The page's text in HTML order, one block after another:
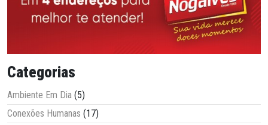
Categorias
Ambiente Em Dia (5)
Conexões Humanas (17)